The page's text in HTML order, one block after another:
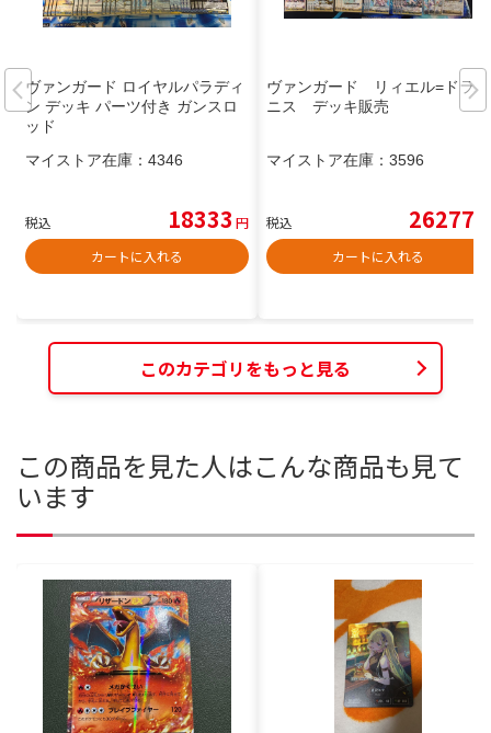
ヴァンガード ロイヤルパラディ
ン デッキ パーツ付き ガンスロ
ッド
マイストア在庫： 4346
税込 18333 円
カートに入れる
ヴァンガード リィエル=ドラコ
ニス デッキ販売
マイストア在庫： 3596
税込 26277
カートに入れる
このカテゴリをもっと見る
この商品を見た人はこんな商品も見て
います